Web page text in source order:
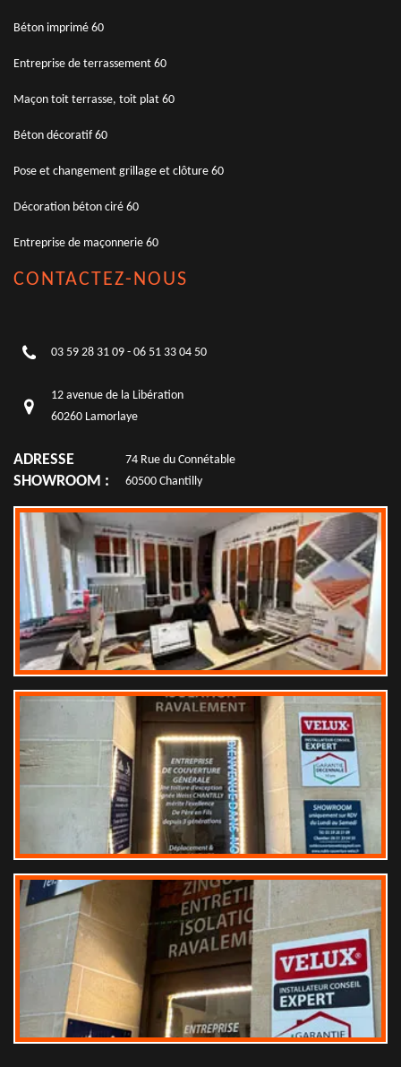
Béton imprimé 60
Entreprise de terrassement 60
Maçon toit terrasse, toit plat 60
Béton décoratif 60
Pose et changement grillage et clôture 60
Décoration béton ciré 60
Entreprise de maçonnerie 60
CONTACTEZ-NOUS
03 59 28 31 09 - 06 51 33 04 50
12 avenue de la Libération
60260 Lamorlaye
ADRESSE
SHOWROOM :
74 Rue du Connétable
60500 Chantilly